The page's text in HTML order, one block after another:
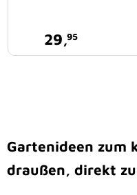
29,95
Gartenideen zum
draußen, direkt